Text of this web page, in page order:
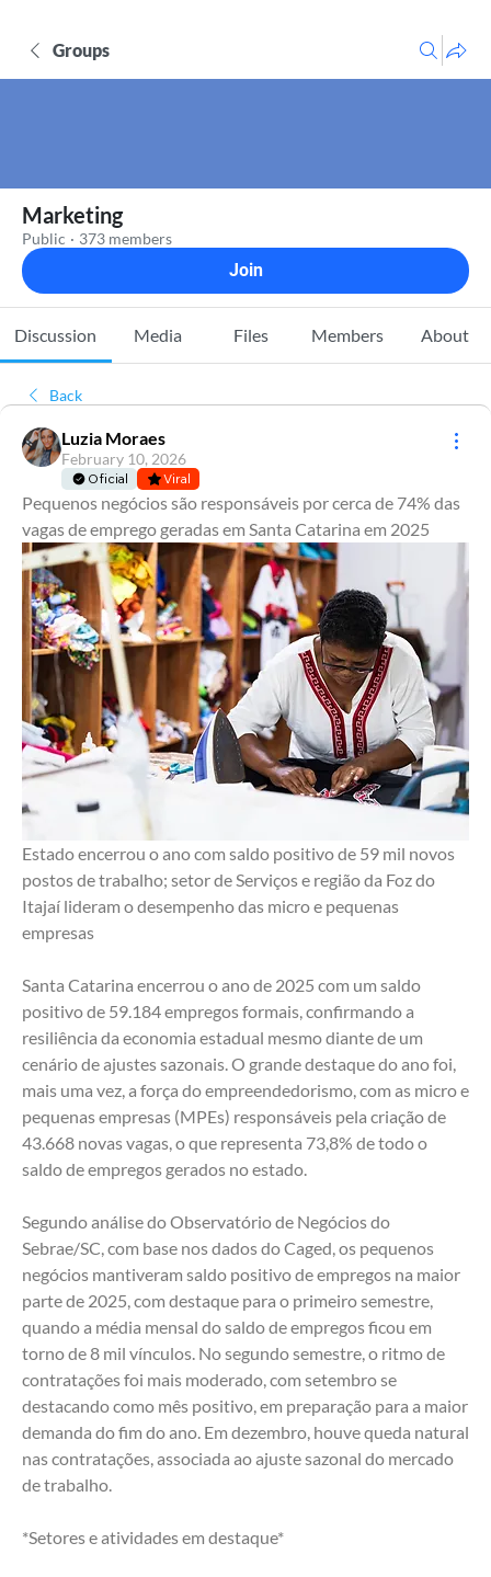
Groups
Marketing
Public · 373 members
Join
Discussion Media Files Members About
Back
Luzia Moraes
February 10, 2026
Oficial Viral
Pequenos negócios são responsáveis por cerca de 74% das
vagas de emprego geradas em Santa Catarina em 2025
Estado encerrou o ano com saldo positivo de 59 mil novos
postos de trabalho; setor de Serviços e região da Foz do
Itajaí lideram o desempenho das micro e pequenas
empresas
Santa Catarina encerrou o ano de 2025 com um saldo
positivo de 59.184 empregos formais, confirmando a
resiliência da economia estadual mesmo diante de um
cenário de ajustes sazonais. O grande destaque do ano foi,
mais uma vez, a força do empreendedorismo, com as micro e
pequenas empresas (MPEs) responsáveis pela criação de
43.668 novas vagas, o que representa 73,8% de todo o
saldo de empregos gerados no estado.
Segundo análise do Observatório de Negócios do
Sebrae/SC, com base nos dados do Caged, os pequenos
negócios mantiveram saldo positivo de empregos na maior
parte de 2025, com destaque para o primeiro semestre,
quando a média mensal do saldo de empregos ficou em
torno de 8 mil vínculos. No segundo semestre, o ritmo de
contratações foi mais moderado, com setembro se
destacando como mês positivo, em preparação para a maior
demanda do fim do ano. Em dezembro, houve queda natural
nas contratações, associada ao ajuste sazonal do mercado
de trabalho.
*Setores e atividades em destaque*